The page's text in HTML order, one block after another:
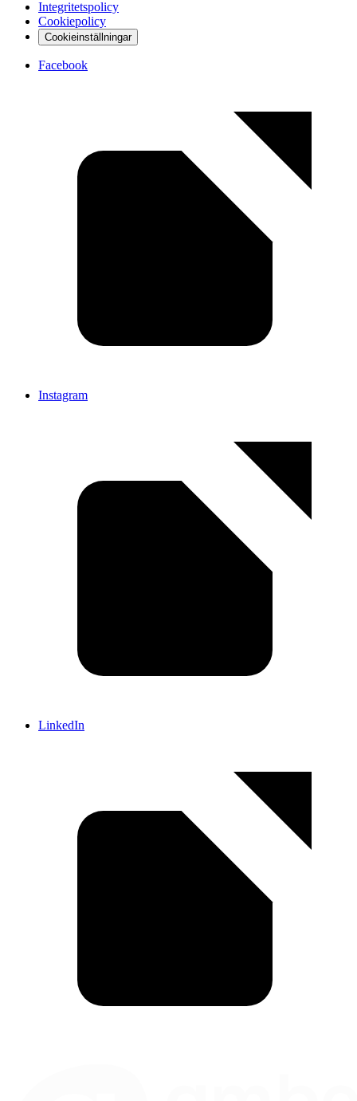
Integritetspolicy
Cookiepolicy
Cookieinställningar
Facebook
Instagram
LinkedIn